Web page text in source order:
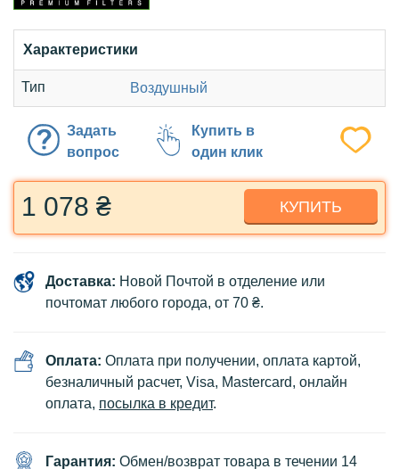
Характеристики
Тип Воздушный
Задать
вопрос
Купить в
один клик
1 078 ₴ КУПИТЬ
Доставка: Новой Почтой в отделение или
почтомат любого города, от 70 ₴.
Оплата: Оплата при получении, оплата картой,
безналичный расчет, Visa, Mastercard, онлайн
оплата, посылка в кредит.
Гарантия: Обмен/возврат товара в течении 14